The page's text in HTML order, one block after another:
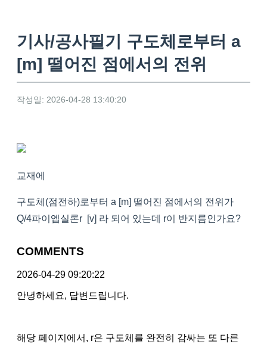
기사/공사필기 구도체로부터 a
[m] 떨어진 점에서의 전위
작성일: 2026-04-28 13:40:20
교재에
구도체(점전하)로부터 a [m] 떨어진 점에서의 전위가
Q/4파이엡실론r [v] 라 되어 있는데 r이 반지름인가요?
COMMENTS
2026-04-29 09:20:22
안녕하세요, 답변드립니다.
해당 페이지에서, r은 구도체를 완전히 감싸는 또 다른